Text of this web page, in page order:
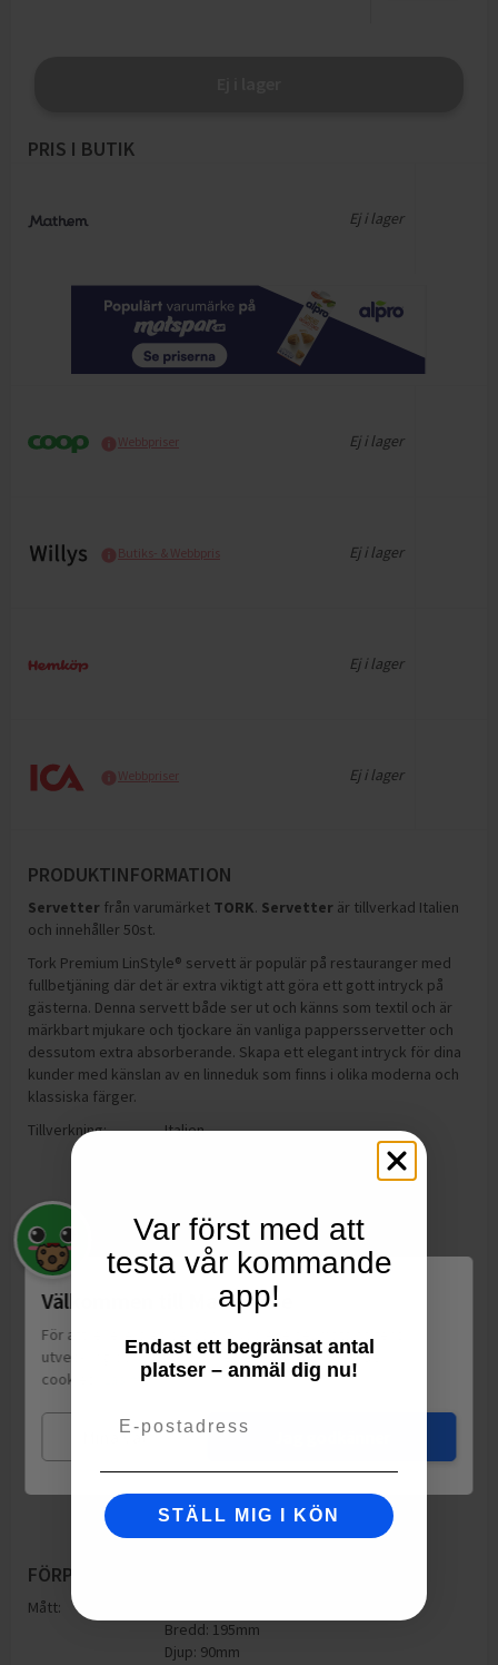
PRIS I BUTIK
Ej i lager
Webbpriser Ej i lager
Butiks- & Webbpris Ej i lager
Ej i lager
Webbpriser Ej i lager
PRODUKTINFORMATION
Servetter från varumärket TORK. Servetter är tillverkad Italien
och innehåller 50st.
Tork Premium LinStyle® servett är populär på restauranger med
fullbetjäning där det är extra viktigt att göra ett gott intryck på
gästerna. Denna servett både ser ut och känns som textil och är
märkbart mjukare och tjockare än vanliga pappersservetter och
dessutom extra absorberande. Skapa ett elegant intryck för dina
kunder med känslan av en linneduk som finns i olika moderna och
klassiska färger.
Tillverkning:
Italien
FÖRPACKNING
Mått:
Bredd: 195mm
Djup: 90mm
Välkommen till Matspar.se
För att leverera en personlig upplevelse, mäta sajtens
utveckling och ha sociala medier-koppling använder vi
cookies.
Läs mer
Mina val
Var först med att
testa vår kommande
app!
Endast ett begränsat antal
platser – anmäl dig nu!
STÄLL MIG I KÖN